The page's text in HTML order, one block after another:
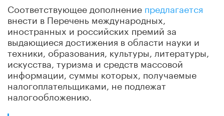
Соответствующее дополнение предлагается
внести в Перечень международных,
иностранных и российских премий за
выдающиеся достижения в области науки и
техники, образования, культуры, литературы,
искусства, туризма и средств массовой
информации, суммы которых, получаемые
налогоплательщиками, не подлежат
налогообложению.